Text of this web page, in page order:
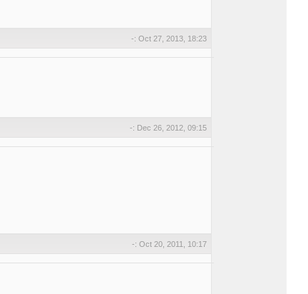
-: Oct 27, 2013, 18:23
-: Dec 26, 2012, 09:15
-: Oct 20, 2011, 10:17